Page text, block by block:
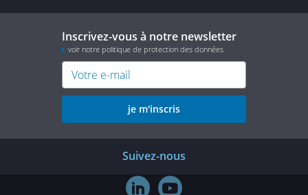
Inscrivez-vous à notre newsletter
voir notre politique de protection des données
je m'inscris
Suivez-nous
 